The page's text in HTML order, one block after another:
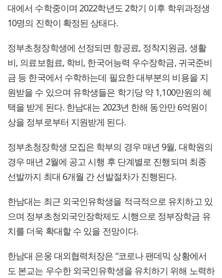
대에서 수학중이며 2022학년도 2학기 이후 학위과정생
10명의 진학이 확정된 상태다.
정부초청장학생에 선정되면 항공료, 정착지원금, 생활
비, 의료보험료, 학비, 한국어능력 우수장학금, 귀국준비
금 등 한국에서 수학하는데 필요한 대부분의 비용을 지
원받을 수 있으며 유학생들은 학기당 약 1,100만원의 혜
택을 받게 된다. 한남대는 2023년 한해 동안만 6억원이
상을 정부로부터 지원받게 된다.
정부초청장학생 모집은 학부의 경우 매년 9월, 대학원의
경우 매년 2월에 공고 시행 후 단계별로 진행되며 최종
선발까지 최대 6개월 간 선발절차가 진행된다.
한남대는 최근 외국인유학생을 적극적으로 유치하고 있
으며 정부초청외국인장학제도 시행으로 정부장학금 유
치를 더욱 확대할 수 있을 전망이다.
한남대 은웅 대외협력처장은 “코로나 팬데믹 상황에서
도 본교는 우수한 외국인유학생을 유치하기 위해 노력하